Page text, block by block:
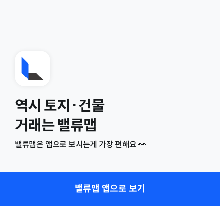
역시 토지·건물
거래는 밸류맵
밸류맵은 앱으로 보시는게 가장 편해요 👀
밸류맵 앱으로 보기